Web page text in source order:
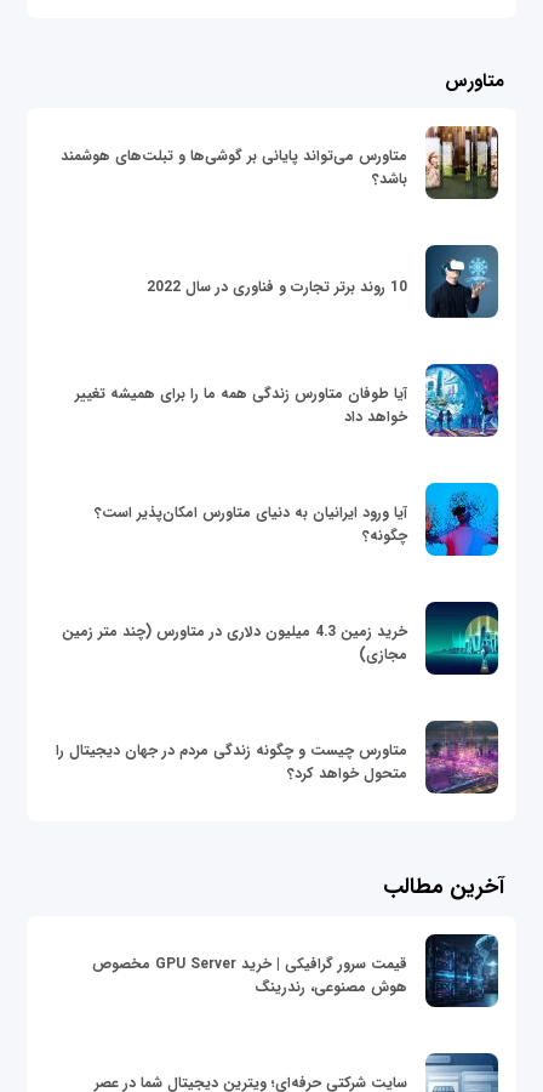
متاورس
متاورس می‌تواند پایانی بر گوشی‌ها و تبلت‌های هوشمند
باشد؟
10 روند برتر تجارت و فناوری در سال 2022
آیا طوفان متاورس زندگی همه ما را برای همیشه تغییر
خواهد داد
آیا ورود ایرانیان به دنیای متاورس امکان‌پذیر است؟
چگونه؟
خرید زمین 4.3 میلیون دلاری در متاورس (چند متر زمین
مجازی)
متاورس چیست و چگونه زندگی مردم در جهان دیجیتال را
متحول خواهد کرد؟
آخرین مطالب
قیمت سرور گرافیکی | خرید GPU Server مخصوص
هوش مصنوعی، رندرینگ
سایت شرکتی حرفه‌ای؛ ویترین دیجیتال شما در عصر